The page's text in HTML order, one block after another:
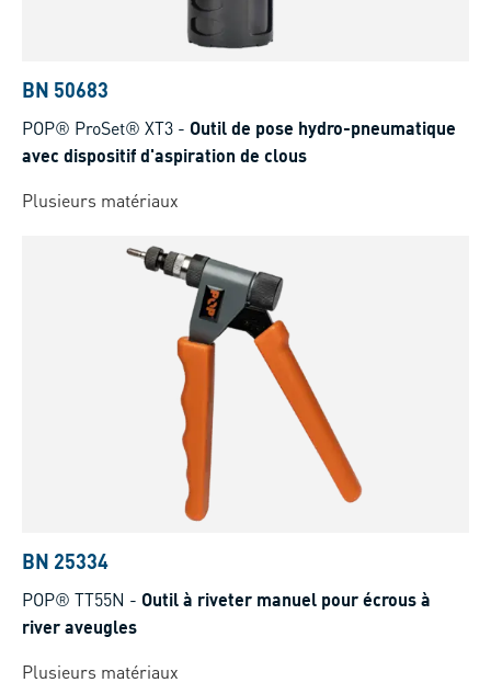
BN 50683
POP® ProSet® XT3 - Outil de pose hydro-pneumatique
avec dispositif d'aspiration de clous
Plusieurs matériaux
BN 25334
POP® TT55N - Outil à riveter manuel pour écrous à
river aveugles
Plusieurs matériaux